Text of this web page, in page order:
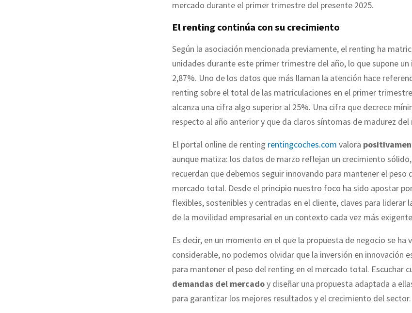
mercado durante el primer trimestre del presente 2025.
El renting continúa con su crecimiento
Según la asociación mencionada previamente, el renting ha
unidades durante este primer trimestre del año, lo que supone
2,87%. Uno de los datos que más llaman la atención hace
renting sobre el total de las matriculaciones en el primer
alcanza una cifra algo superior al 25%. Una cifra que decrece
respecto al año anterior y que da claros síntomas de madurez del
El portal online de renting rentingcoches.com valora
aunque matiza: los datos de marzo reflejan un crecimiento
recuerdan que debemos seguir innovando para mantener el peso
mercado total. Desde el principio nuestro foco ha sido apostar
flexibles, sostenibles y centradas en el cliente, claves para liderar
de la movilidad empresarial en un contexto cada vez más
Es decir, en un momento en el que la propuesta de negocio se ha
considerable, no podemos olvidar que la inversión en innovación
para mantener el peso del renting en el mercado total. Escuchar
demandas del mercadoy diseñar una propuesta adaptada a
para garantizar los mejores resultados y el crecimiento del sector.